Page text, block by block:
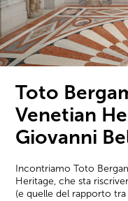
Toto
Venetian
Giovanni
Incontriamo Toto
Heritage, che sta
(e quelle del rapporto